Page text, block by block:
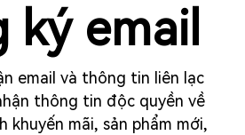
email
email và thông tin liên lạc
thông tin độc quyền về
khuyến mãi, sản phẩm mới,